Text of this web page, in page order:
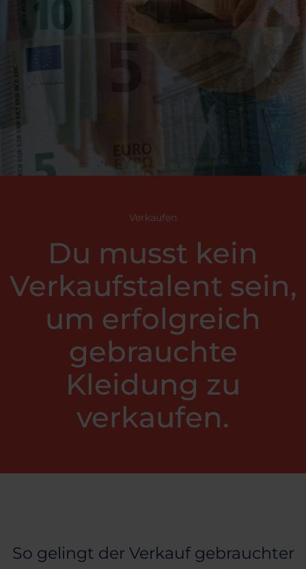
Verkaufen
Du musst kein
Verkaufstalent sein,
um erfolgreich
gebrauchte
Kleidung zu
verkaufen.
So gelingt der Verkauf gebrauchter